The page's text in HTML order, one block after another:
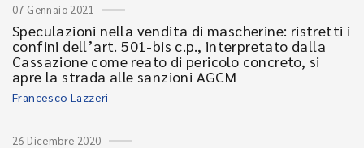
07 Gennaio 2021
Speculazioni nella vendita di mascherine: ristretti i
confini dell’art. 501-bis c.p., interpretato dalla
Cassazione come reato di pericolo concreto, si
apre la strada alle sanzioni AGCM
Francesco Lazzeri
26 Dicembre 2020